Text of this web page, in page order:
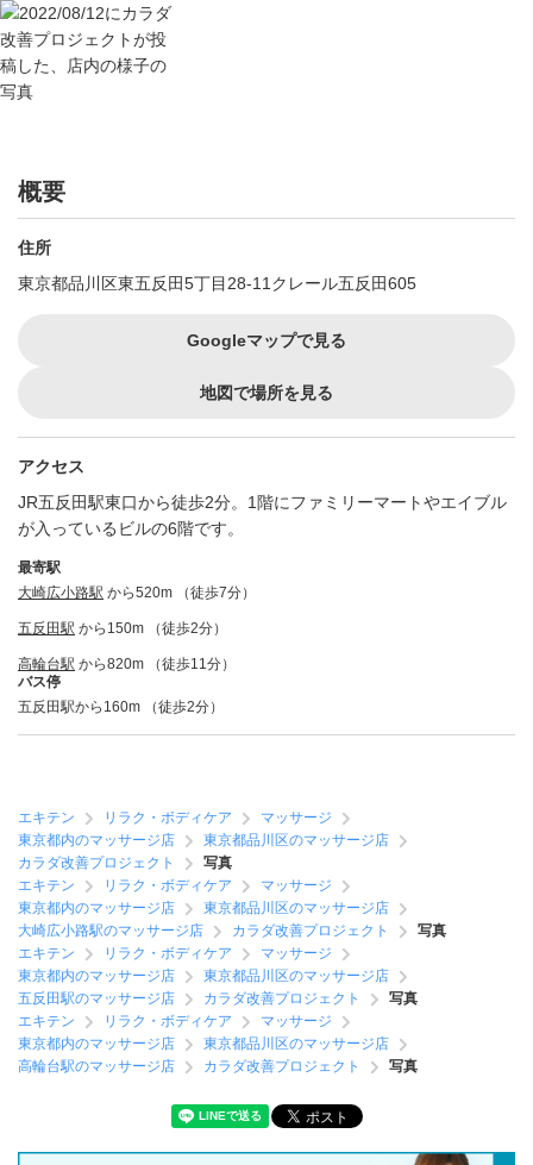
概要
住所
東京都品川区東五反田5丁目28-11クレール五反田605
Googleマップで見る
地図で場所を見る
アクセス
JR五反田駅東口から徒歩2分。1階にファミリーマートやエイブル
が入っているビルの6階です。
最寄駅
大崎広小路駅 から520m （徒歩7分）
五反田駅 から150m （徒歩2分）
高輪台駅 から820m （徒歩11分）
バス停
五反田駅から160m （徒歩2分）
エキテン リラク・ボディケア
マッサージ
東京都内のマッサージ店
東京都品川区のマッサージ店
カラダ改善プロジェクト
写真
エキテン
リラク・ボディケア
マッサージ
東京都内のマッサージ店
東京都品川区のマッサージ店
大崎広小路駅のマッサージ店
カラダ改善プロジェクト
写真
エキテン
リラク・ボディケア
マッサージ
東京都内のマッサージ店
東京都品川区のマッサージ店
五反田駅のマッサージ店
カラダ改善プロジェクト
写真
エキテン
リラク・ボディケア
マッサージ
東京都内のマッサージ店
東京都品川区のマッサージ店
高輪台駅のマッサージ店
カラダ改善プロジェクト 写真